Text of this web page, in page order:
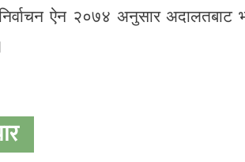
ऐन २०७४ अनुसार अदालतबाट